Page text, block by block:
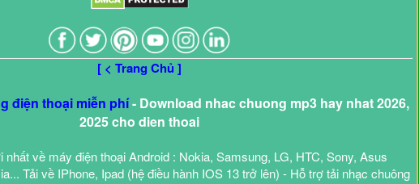
[ < Trang Chủ ]
điện thoại miễn phí- Download nhac chuong mp3 hay nhat 2026,
2025 cho dien thoai
về máy điện thoại Android : Nokia, Samsung, LG, HTC, Sony, Asus
Tải về IPhone, Ipad (hệ điều hành IOS 13 trở lên) - Hỗ trợ tải nhạc chuông